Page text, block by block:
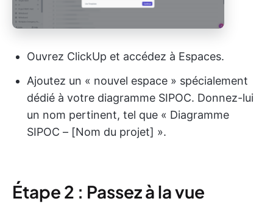
Ouvrez ClickUp et accédez à Espaces.
Ajoutez un « nouvel espace » spécialement
dédié à votre diagramme SIPOC. Donnez-lui
un nom pertinent, tel que « Diagramme
SIPOC – [Nom du projet] ».
Étape 2 : Passez à la vue